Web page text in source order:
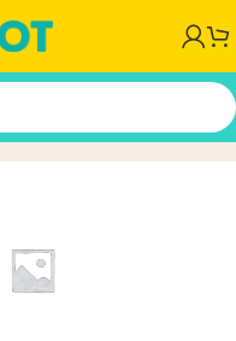
/Producto